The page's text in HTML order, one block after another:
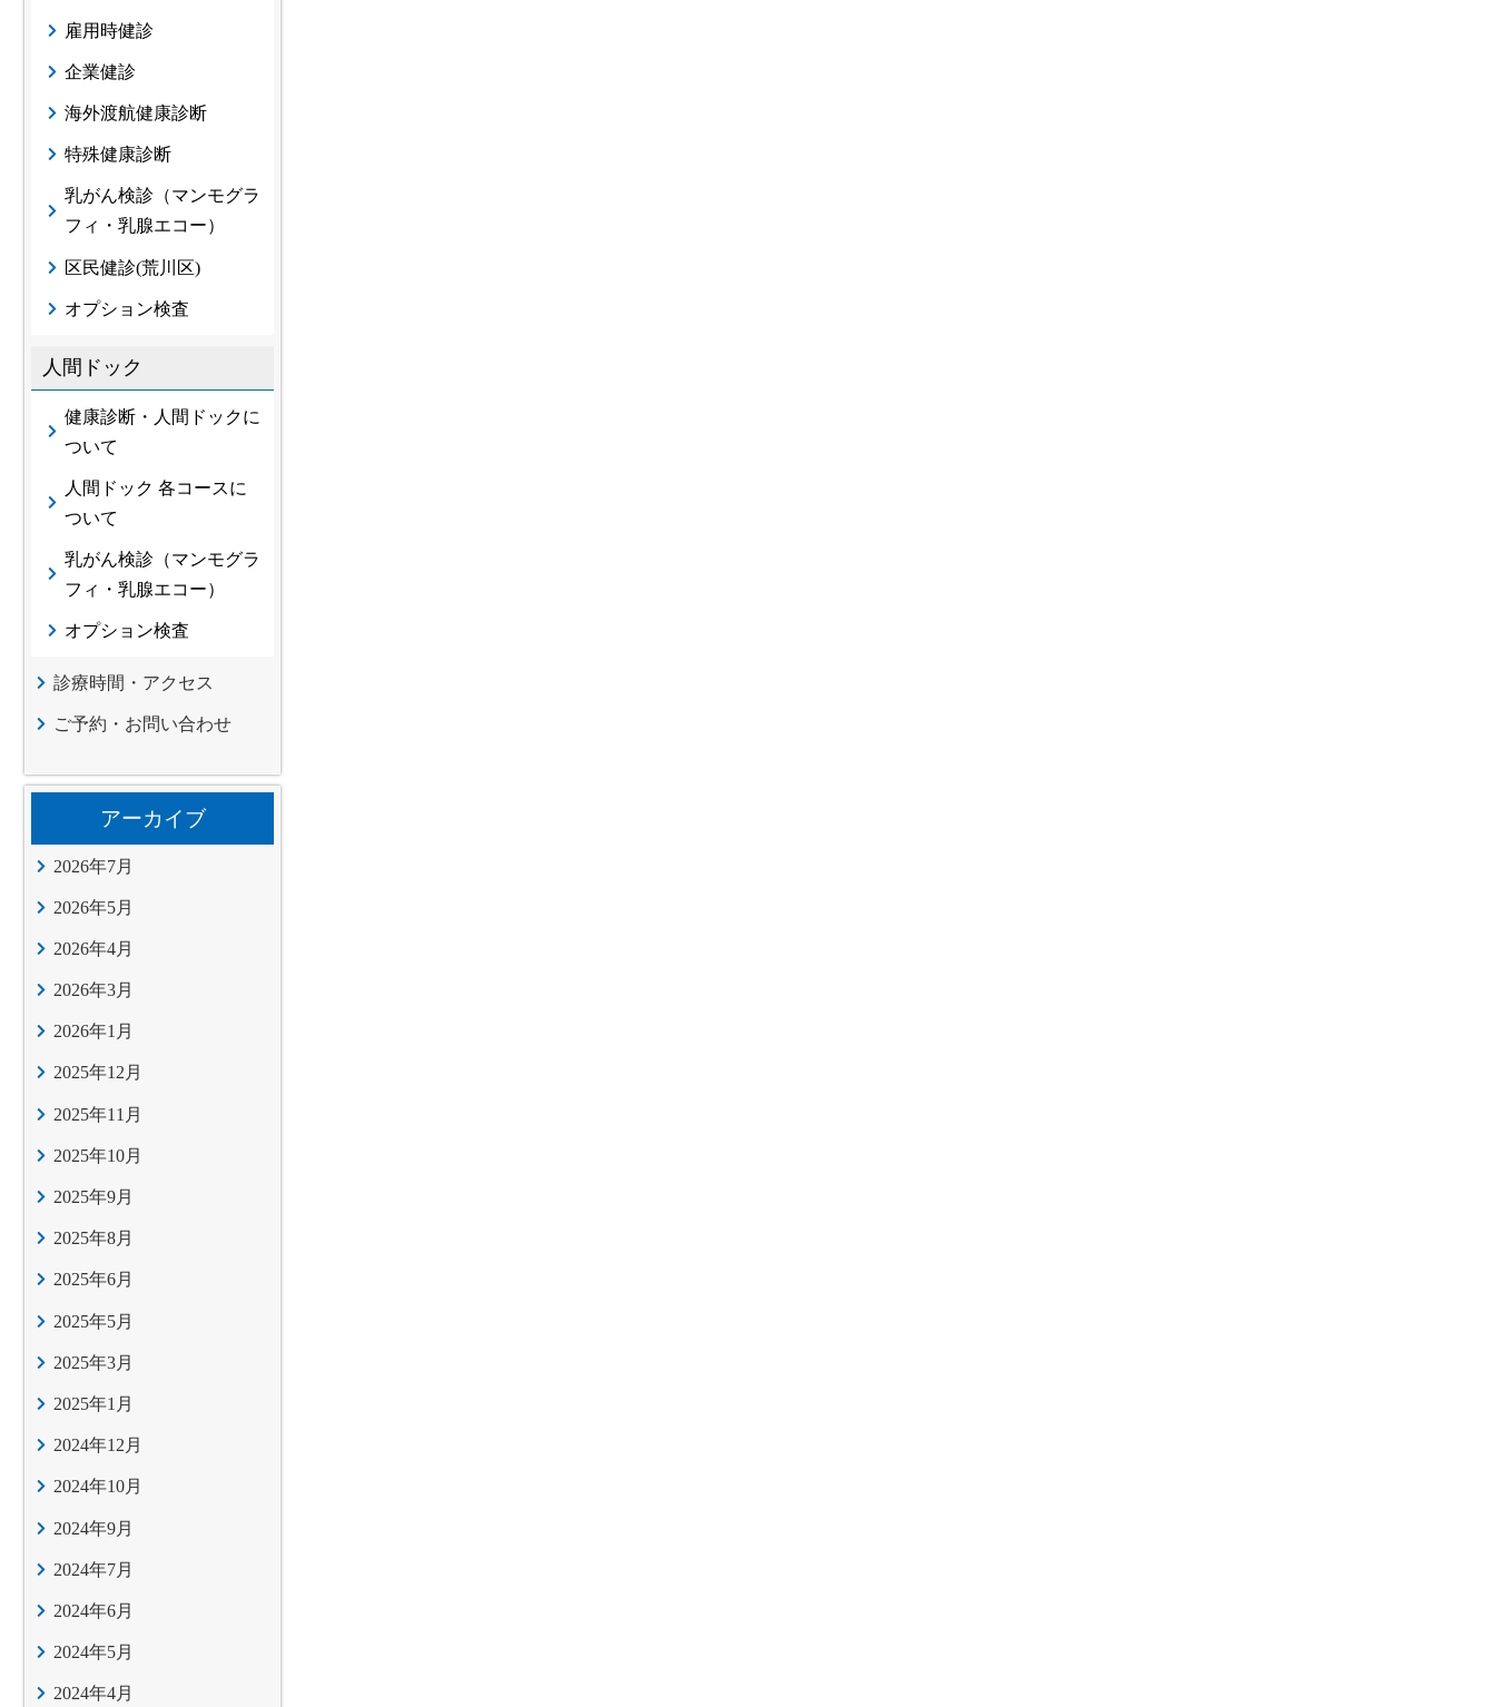
雇用時健診
企業健診
海外渡航健康診断
特殊健康診断
乳がん検診（マンモグラ
フィ・乳腺エコー）
区民健診(荒川区)
オプション検査
人間ドック
健康診断・人間ドックに
ついて
人間ドック 各コースに
ついて
乳がん検診（マンモグラ
フィ・乳腺エコー）
オプション検査
診療時間・アクセス
ご予約・お問い合わせ
アーカイブ
2026年7月
2026年5月
2026年4月
2026年3月
2026年1月
2025年12月
2025年11月
2025年10月
2025年9月
2025年8月
2025年6月
2025年5月
2025年3月
2025年1月
2024年12月
2024年10月
2024年9月
2024年7月
2024年6月
2024年5月
2024年4月